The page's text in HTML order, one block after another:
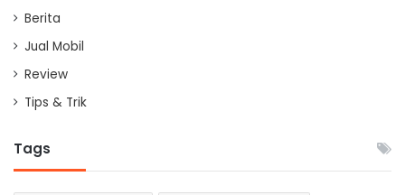
Berita
Jual Mobil
Review
Tips & Trik
Tags